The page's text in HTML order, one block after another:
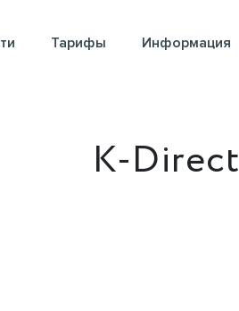
Тарифы Информация
K-Direct